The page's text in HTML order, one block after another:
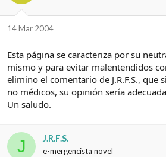
14 Mar 2004
Esta página se caracteriza por su
mismo y para evitar malentendidos
elimino el comentario de J.R.F.S., que
no médicos, su opinión sería
Un saludo.
J J.R.F.S.
e-mergencista novel